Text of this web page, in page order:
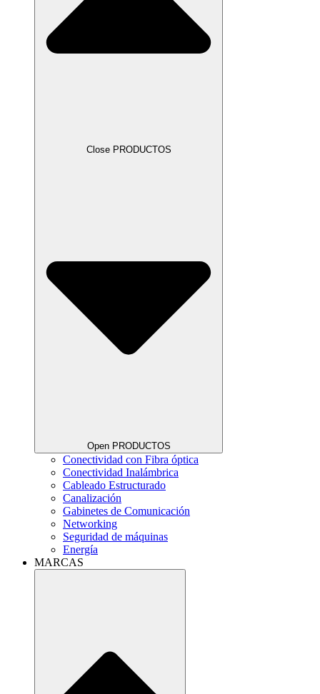
Close PRODUCTOS
Open PRODUCTOS
Conectividad con Fibra óptica
Conectividad Inalámbrica
Cableado Estructurado
Canalización
Gabinetes de Comunicación
Networking
Seguridad de máquinas
Energía
MARCAS